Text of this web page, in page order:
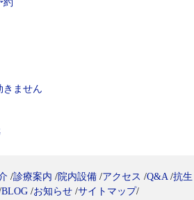
/診療案内 /院内設備/アクセス /Q&A/抗生
BLOG /お知らせ /サイトマップ/